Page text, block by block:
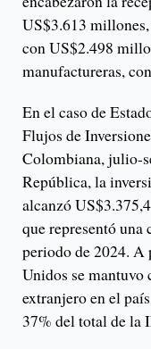
US$3.613
con US$2.498
manufactureras,
En el caso de
Flujos de
Colombiana, julio-
República, la
alcanzó
que representó
periodo de 2024. A
Unidos se
extranjero en el
37% del total de la